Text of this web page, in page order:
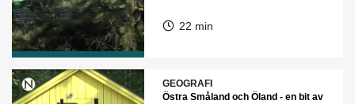
22 min
GEOGRAFI
Östra Småland och Öland - en bit av